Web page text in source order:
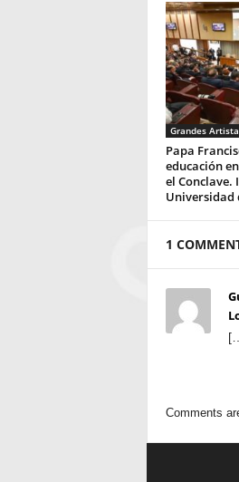
Grandes
Papa
educación
el Conclave.
Universidad
1
Comments